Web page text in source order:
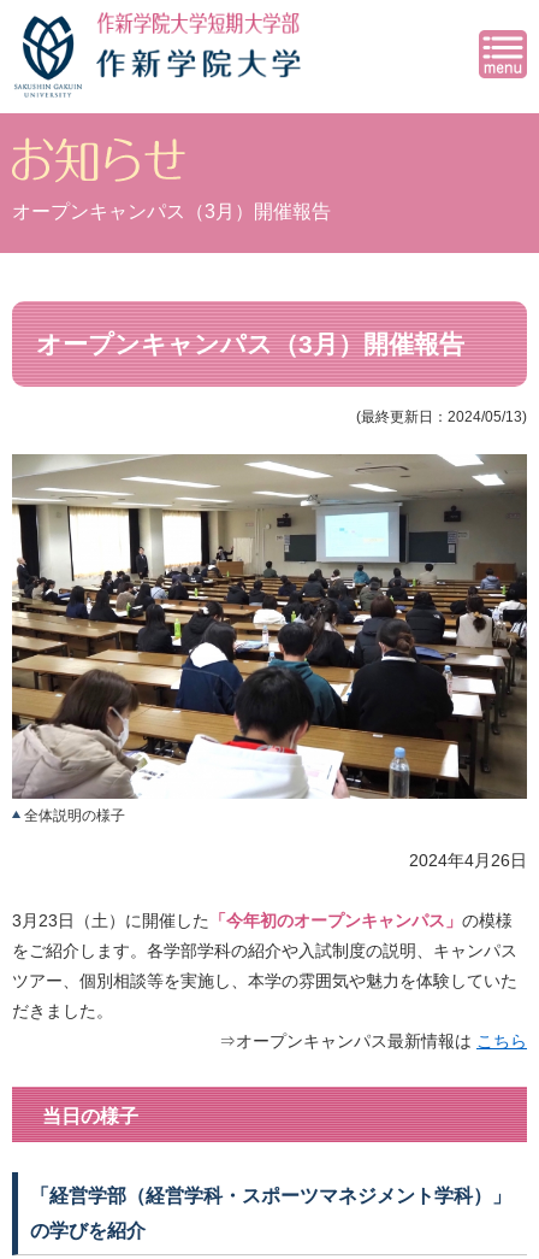
オープンキャンパス（3月）開催報告
オープンキャンパス（3月）開催報告
(最終更新日：2024/05/13)
全体説明の様子
2024年4月26日
3月23日（土）に開催した 「今年初のオープンキャンパス」 の模様
をご紹介します。各学部学科の紹介や入試制度の説明、キャンパス
ツアー、個別相談等を実施し、本学の雰囲気や魅力を体験していた
だきました。
⇒オープンキャンパス最新情報は こちら
当日の様子
「経営学部（経営学科・スポーツマネジメント学科）」
の学びを紹介